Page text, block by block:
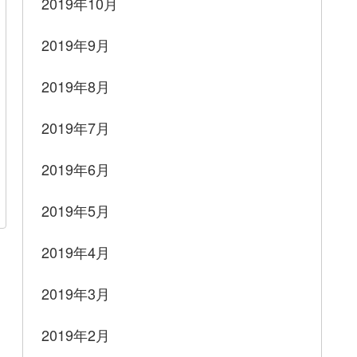
2019年9月
2019年8月
2019年7月
2019年6月
2019年5月
2019年4月
2019年3月
2019年2月